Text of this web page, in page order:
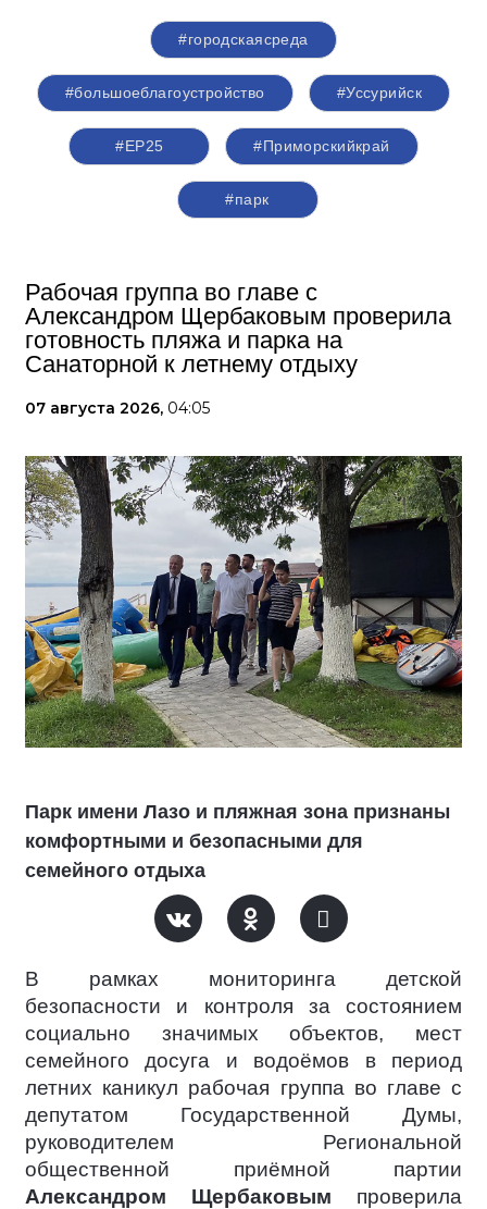
#городскаясреда
#большоеблагоустройство #Уссурийск
#ЕР25 #Приморскийкрай
#парк
Рабочая группа во главе с
Александром Щербаковым проверила
готовность пляжа и парка на
Санаторной к летнему отдыху
07 августа 2026, 04:05
Парк имени Лазо и пляжная зона признаны
комфортными и безопасными для
семейного отдыха
В рамках мониторинга детской
безопасности и контроля за состоянием
социально значимых объектов, мест
семейного досуга и водоёмов в период
летних каникул рабочая группа во главе с
депутатом Государственной Думы,
руководителем Региональной
общественной приёмной партии
Александром Щербаковым проверила